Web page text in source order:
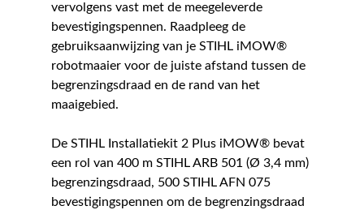
vervolgens vast met de meegeleverde
bevestigingspennen. Raadpleeg de
gebruiksaanwijzing van je STIHL iMOW®
robotmaaier voor de juiste afstand tussen de
begrenzingsdraad en de rand van het
maaigebied.
De STIHL Installatiekit 2 Plus iMOW® bevat
een rol van 400 m STIHL ARB 501 (Ø 3,4 mm)
begrenzingsdraad, 500 STIHL AFN 075
bevestigingspennen om de begrenzingsdraad